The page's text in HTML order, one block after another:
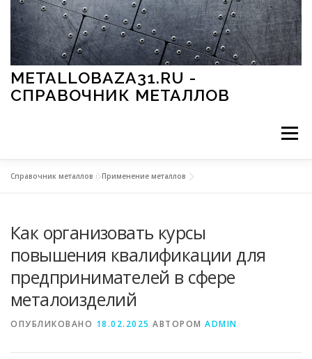
Перейти к содержимому
METALLOBAZA31.RU -
СПРАВОЧНИК МЕТАЛЛОВ
Меню
МЕТАЛЛЫ И ОКРУЖАЮЩАЯ СРЕДА
ПРИМЕНЕНИЕ МЕТАЛЛОВ
Справочник металлов »Применение металлов
Как организовать курсы
повышения квалификации для
предпринимателей в сфере
металоизделий
ОПУБЛИКОВАНО 18.02.2025 АВТОРОМ ADMIN